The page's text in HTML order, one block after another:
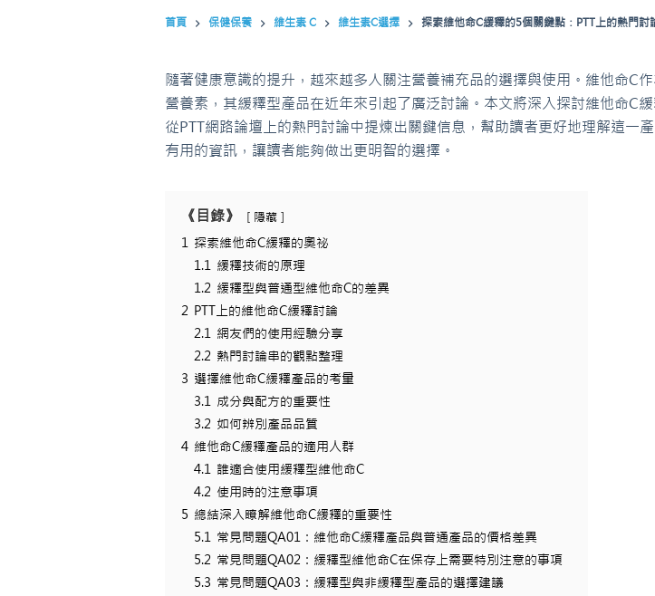
首頁 保健保養 維生素 C 維生素C選擇 探索維他命C緩釋的5個關鍵點：PTT上的熱門討
隨著健康意識的提升，越來越多人關注營養補充品的選擇與使用。維他命C
營養素，其緩釋型產品在近年來引起了廣泛討論。本文將深入探討維他命C
從PTT網路論壇上的熱門討論中提煉出關鍵信息，幫助讀者更好地理解這一
有用的資訊，讓讀者能夠做出更明智的選擇。
《目錄》 隱藏
1 探索維他命C緩釋的奧祕
1.1 緩釋技術的原理
1.2 緩釋型與普通型維他命C的差異
2 PTT上的維他命C緩釋討論
2.1 網友們的使用經驗分享
2.2 熱門討論串的觀點整理
3 選擇維他命C緩釋產品的考量
3.1 成分與配方的重要性
3.2 如何辨別產品品質
4 維他命C緩釋產品的適用人群
4.1 誰適合使用緩釋型維他命C
4.2 使用時的注意事項
5 總結深入瞭解維他命C緩釋的重要性
5.1 常見問題QA01：維他命C緩釋產品與普通產品的價格差異
5.2 常見問題QA02：緩釋型維他命C在保存上需要特別注意的事項
5.3 常見問題QA03：緩釋型與非緩釋型產品的選擇建議